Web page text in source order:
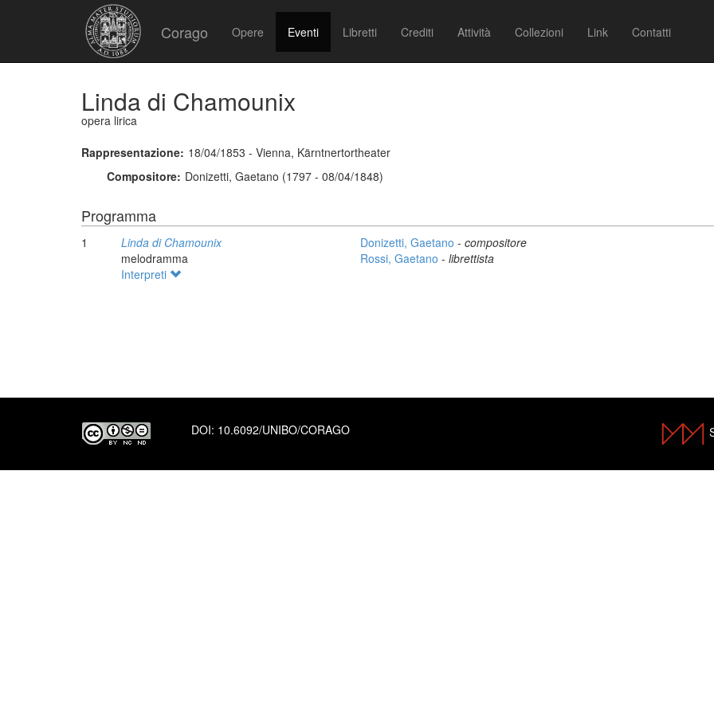
Corago Opere Eventi Libretti Crediti Attività Collezioni Link Contatti
Linda di Chamounix
opera lirica
Rappresentazione: 18/04/1853 - Vienna, Kärntnertortheater
Compositore: Donizetti, Gaetano (1797 - 08/04/1848)
Programma
1
Linda di Chamounix
melodramma
Donizetti, Gaetano - compositore
Rossi, Gaetano - librettista
Interpreti
DOI: 10.6092/UNIBO/CORAGO